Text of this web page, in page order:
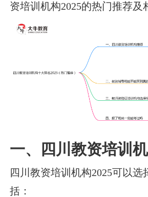
资培训机构2025的热门推荐及
一、四川教资培训
四川教资培训机构2025可以选
括：